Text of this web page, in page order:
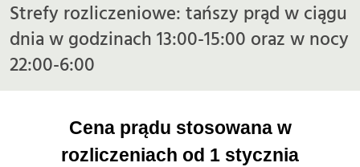
Strefy rozliczeniowe: tańszy prąd w ciągu
dnia w godzinach 13:00-15:00 oraz w nocy
22:00-6:00
Cena prądu stosowana w
rozliczeniach od 1 stycznia